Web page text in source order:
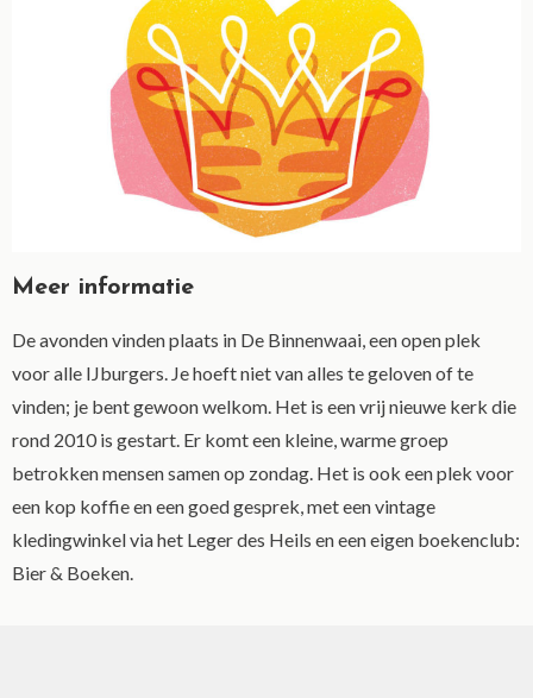
Meer informatie
De avonden vinden plaats in De Binnenwaai, een open plek
voor alle IJburgers. Je hoeft niet van alles te geloven of te
vinden; je bent gewoon welkom. Het is een vrij nieuwe kerk die
rond 2010 is gestart. Er komt een kleine, warme groep
betrokken mensen samen op zondag. Het is ook een plek voor
een kop koffie en een goed gesprek, met een vintage
kledingwinkel via het Leger des Heils en een eigen boekenclub:
Bier & Boeken.